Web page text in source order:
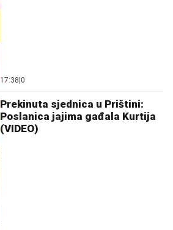
17:38 0
Prekinuta sjednica u Prištini:
Poslanica jajima gađala Kurtija
(VIDEO)